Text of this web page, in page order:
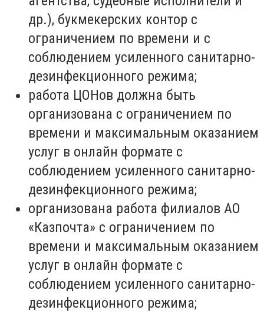
др.), букмекерских контор с
ограничением по времени и с
соблюдением усиленного санитарно-
дезинфекционного режима;
работа ЦОНов должна быть
организована с ограничением по
времени и максимальным оказанием
услуг в онлайн формате с
соблюдением усиленного санитарно-
дезинфекционного режима;
организована работа филиалов АО
«Казпочта» с ограничением по
времени и максимальным оказанием
услуг в онлайн формате с
соблюдением усиленного санитарно-
дезинфекционного режима;